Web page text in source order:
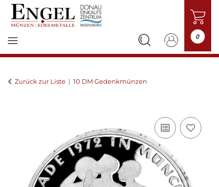
0
Zurück zur Liste 10 DM Gedenkmünzen